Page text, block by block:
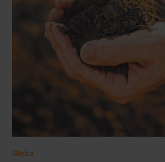
Gleba